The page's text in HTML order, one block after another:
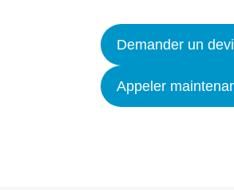
Demander un
Appeler